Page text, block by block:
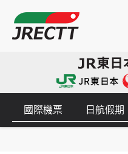
國際機票 日航假期